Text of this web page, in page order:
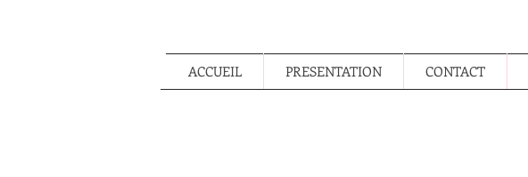
ACCUEIL PRESENTATION CONTACT